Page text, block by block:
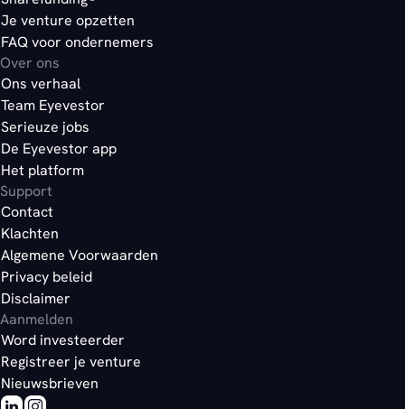
Je venture opzetten
FAQ voor ondernemers
Over ons
Ons verhaal
Team Eyevestor
Serieuze jobs
De Eyevestor app
Het platform
Support
Contact
Klachten
Algemene Voorwaarden
Privacy beleid
Disclaimer
Aanmelden
Word investeerder
Registreer je venture
Nieuwsbrieven